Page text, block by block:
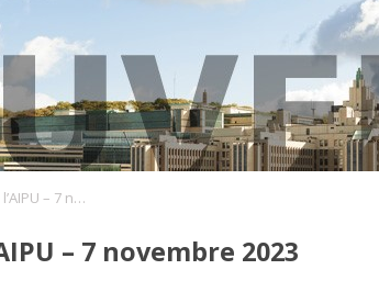
Conférence-Midi de l’AIPU – 7 novembre 2023
– 7 novembre 2023